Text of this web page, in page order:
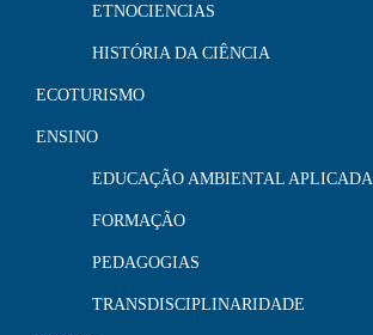
ETNOCIENCIAS
HISTÓRIA DA CIÊNCIA
ECOTURISMO
ENSINO
EDUCAÇÃO AMBIENTAL APLICADA
FORMAÇÃO
PEDAGOGIAS
TRANSDISCIPLINARIDADE